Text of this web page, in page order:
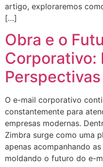
artigo, exploraremos
[…]
Obra e o
Corporativo:
Perspectivas
O e-mail corporativo
constantemente para
empresas modernas.
Zimbra surge como uma
apenas acompanhando
moldando o futuro do e-